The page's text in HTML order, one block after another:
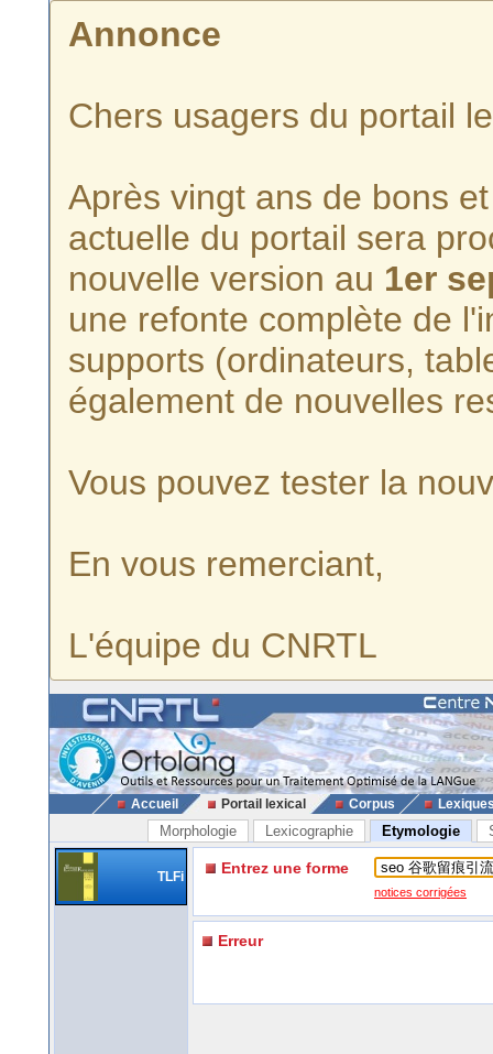
Annonce
Chers usagers du portail
Après vingt ans de bons
actuelle du portail sera
nouvelle version au 1er
une refonte complète de
supports (ordinateurs,
également de nouvelles
Vous pouvez tester la
En vous remerciant,
L'équipe du CNRTL
Accueil Portail lexical Corpus
Morphologie Lexicographie Etymologie
TLFi Entrez une forme
notices corrigées
Erreur